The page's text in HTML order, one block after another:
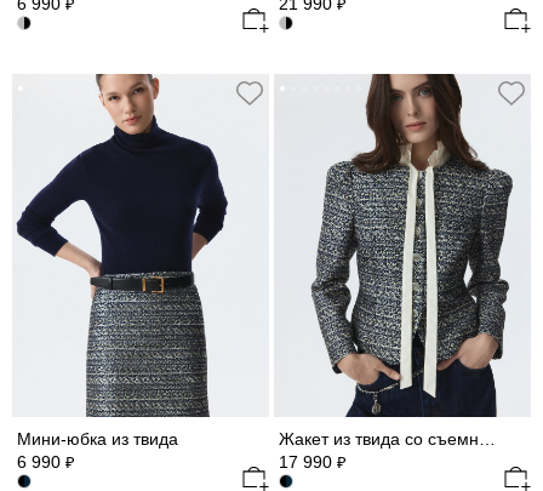
6 990 ₽
21 990 ₽
Мини-юбка из твида
6 990 ₽
17 990 ₽